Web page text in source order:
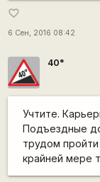
favorite_border
6 Сен, 2016 08:42
40°
Учтите.
Подъездные
трудом
крайней мере